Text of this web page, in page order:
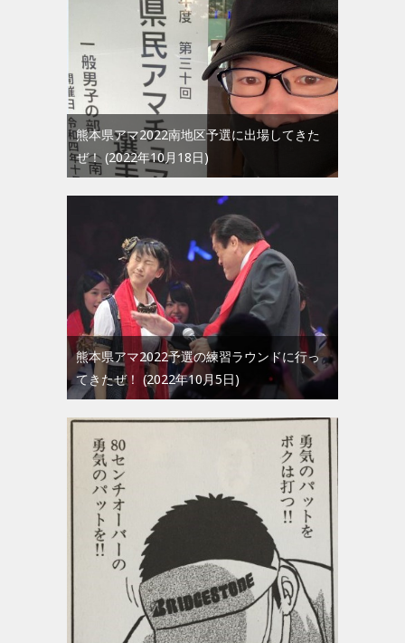
熊本県アマ2022南地区予選に出場してきた
ぜ！ 2022年10月18日
熊本県アマ2022予選の練習ラウンドに行っ
てきたぜ！
2022年10月5日